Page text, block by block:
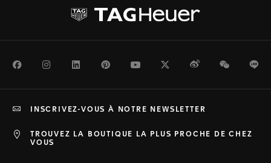
FacebookInstagramLinkedInPinterestYoutubeTwitterWeiboWeChat
TROUVEZ LA BOUTIQUE LA PLUS PROCHE DE CHEZ
VOUS
INSCRIVEZ-VOUS À NOTRE NEWSLETTER